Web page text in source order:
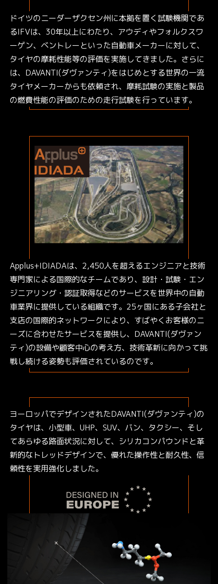
ドイツのニーダーザクセン州に本拠を置く試験機関であ
るIFVは、30年以上にわたり、アウディやフォルクスワ
ーゲン、ベントレーといった自動車メーカーに対して、
タイヤの摩耗性能等の評価を実施してきました。さらに
は、DAVANTI(ダヴァンティ)をはじめとする世界の一流
タイヤメーカーからも依頼され、摩耗試験の実施と製品
の燃費性能の評価のための走行試験を行っています。
Applus+IDIADAは、2,450人を超えるエンジニアと技術
専門家による国際的なチームであり、設計・試験・エン
ジニアリング・認証取得などのサービスを世界中の自動
車業界に提供している組織です。25ヶ国にある子会社と
支店の国際的ネットワークにより、すばやくお客様のニ
ーズに合わせたサービスを提供し、DAVANTI(ダヴァン
ティ)の設備や顧客中心の考え方、技術革新に向かって挑
戦し続ける姿勢も評価されているのです。
ヨーロッパでデザインされたDAVANTI(ダヴァンティ)の
タイヤは、小型車、UHP、SUV、バン、タクシー、そし
てあらゆる路面状況に対して、シリカコンパウンドと革
新的なトレッドデザインで、優れた操作性と耐久性、信
頼性を実用強化しました。